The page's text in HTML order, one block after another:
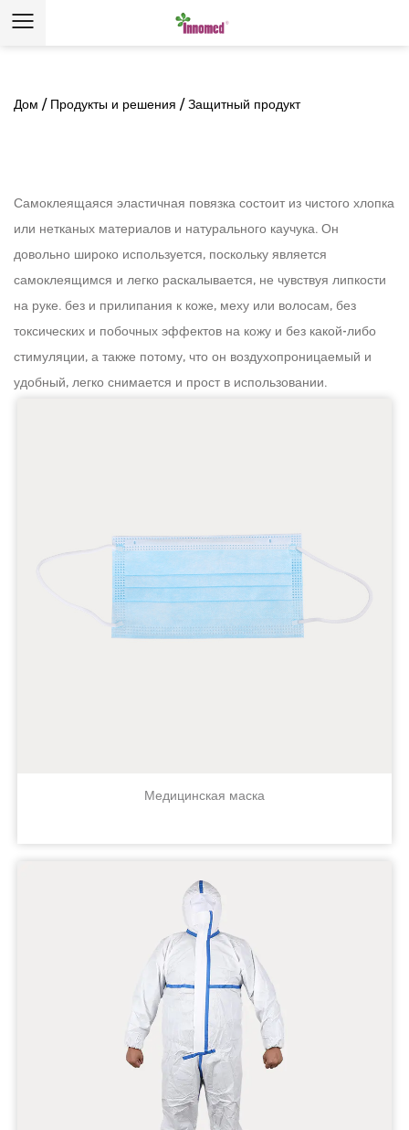
Дом / Продукты и решения /Защитный продукт
Самоклеящаяся эластичная повязка состоит из чистого хлопка
или нетканых материалов и натурального каучука. Он
довольно широко используется, поскольку является
самоклеящимся и легко раскалывается, не чувствуя липкости
на руке. без и прилипания к коже, меху или волосам, без
токсических и побочных эффектов на кожу и без какой-либо
стимуляции, а также потому, что он воздухопроницаемый и
удобный, легко снимается и прост в использовании.
Медицинская маска